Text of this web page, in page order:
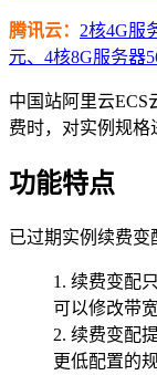
腾讯云： 2核4G服
元、4核8G服务器
中国站阿里云
费时，对实例规格
功能特点
已过期实例续费变
1. 续费变配
可以修改带宽
2. 续费变配
更低配置的规